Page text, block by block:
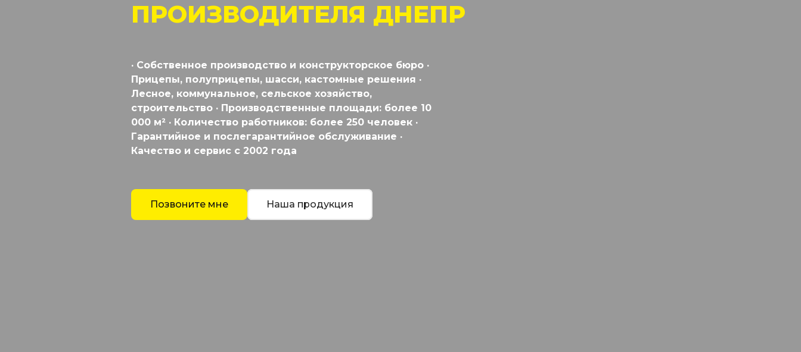
ПРОИЗВОДИТЕЛЯ ДНЕПР
· Собственное производство и конструкторское бюро ·
Прицепы, полуприцепы, шасси, кастомные решения ·
Лесное, коммунальное, сельское хозяйство,
строительство · Производственные площади: более 10
000 м² · Количество работников: более 250 человек ·
Гарантийное и послегарантийное обслуживание ·
Качество и сервис с 2002 года
Позвоните мне Наша продукция